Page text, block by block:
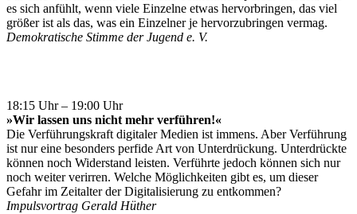
es sich anfühlt, wenn viele Einzelne etwas hervorbringen, das viel
größer ist als das, was ein Einzelner je hervorzubringen vermag.
Demokratische Stimme der Jugend e. V.
18:15 Uhr – 19:00 Uhr
»Wir lassen uns nicht mehr verführen!«
Die Verführungskraft digitaler Medien ist immens. Aber Verführung
ist nur eine besonders perfide Art von Unterdrückung. Unterdrückte
können noch Widerstand leisten. Verführte jedoch können sich nur
noch weiter verirren. Welche Möglichkeiten gibt es, um dieser
Gefahr im Zeitalter der Digitalisierung zu entkommen?
Impulsvortrag Gerald Hüther